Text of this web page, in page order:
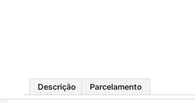
Descrição Parcelamento